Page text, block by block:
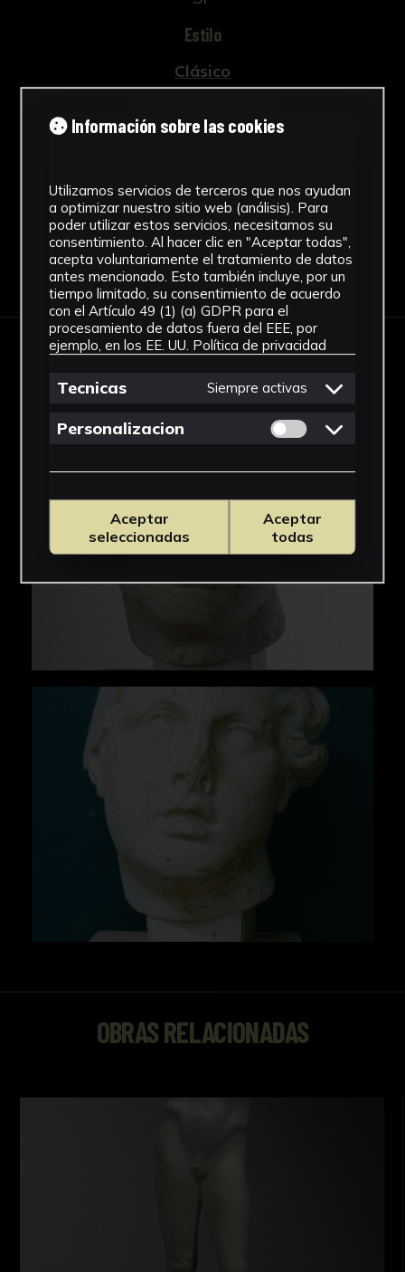
Estilo
Clásico
Descargar Ficha
OBRAS RELACIONADAS
Información sobre las cookies
Utilizamos servicios de terceros que nos ayudan
a optimizar nuestro sitio web (análisis). Para
poder utilizar estos servicios, necesitamos su
consentimiento. Al hacer clic en "Aceptar todas",
acepta voluntariamente el tratamiento de datos
antes mencionado. Esto también incluye, por un
tiempo limitado, su consentimiento de acuerdo
con el Artículo 49 (1) (a) GDPR para el
procesamiento de datos fuera del EEE, por
ejemplo, en los EE. UU. Política de privacidad
Tecnicas Siempre activas
Personalizacion Permitir cookies
Aceptar
seleccionadas
Aceptar
todas